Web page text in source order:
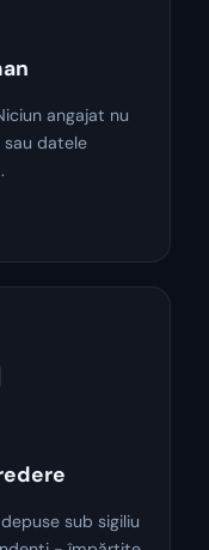
angajat nu
datele
sub sigiliu